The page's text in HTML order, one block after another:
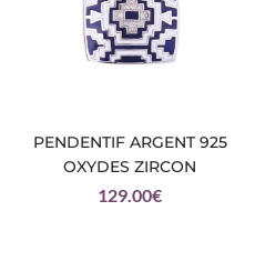
PENDENTIF ARGENT 925
OXYDES ZIRCON
129.00€